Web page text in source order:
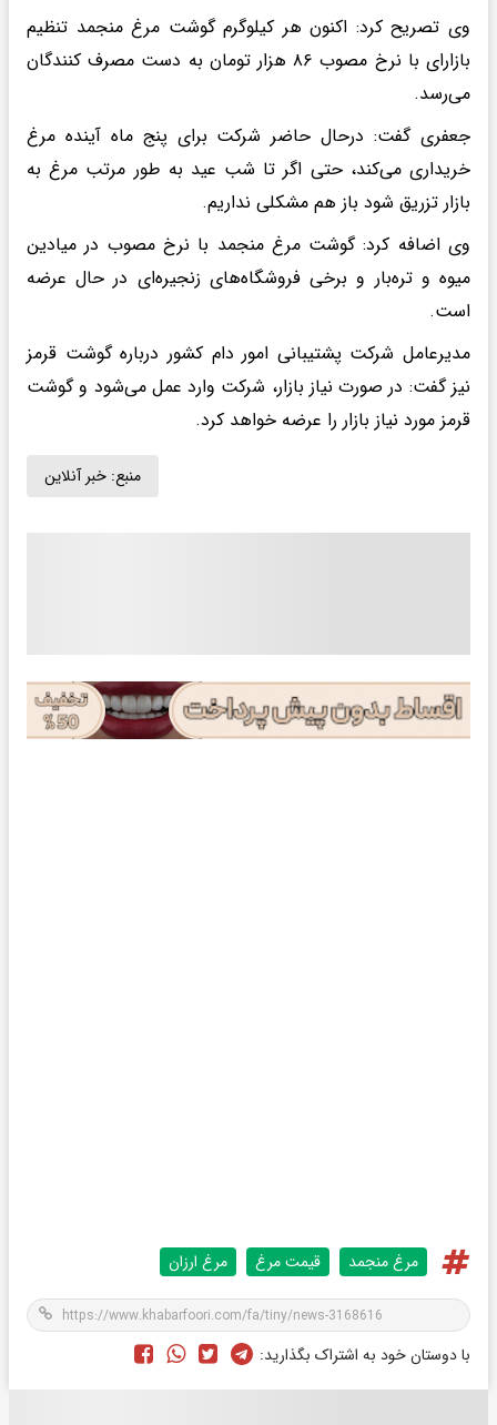
وی تصریح کرد: اکنون هر کیلوگرم گوشت مرغ منجمد تنظیم
بازارای با نرخ مصوب ۸۶ هزار تومان به دست مصرف کنندگان
می‌رسد.
جعفری گفت: درحال حاضر شرکت برای پنج ماه آینده مرغ
خریداری می‌کند، حتی اگر تا شب عید به طور مرتب مرغ به
بازار تزریق شود باز هم مشکلی نداریم.
وی اضافه کرد: گوشت مرغ منجمد با نرخ مصوب در میادین
میوه و تره‌بار و برخی فروشگاه‌های زنجیره‌ای در حال عرضه
است.
مدیرعامل شرکت پشتیبانی امور دام کشور درباره گوشت قرمز
نیز گفت: در صورت نیاز بازار، شرکت وارد عمل می‌شود و گوشت
قرمز مورد نیاز بازار را عرضه خواهد کرد.
منبع: خبر آنلاین
مرغ منجمد قیمت مرغ مرغ ارزان
با دوستان خود به اشتراک بگذارید: